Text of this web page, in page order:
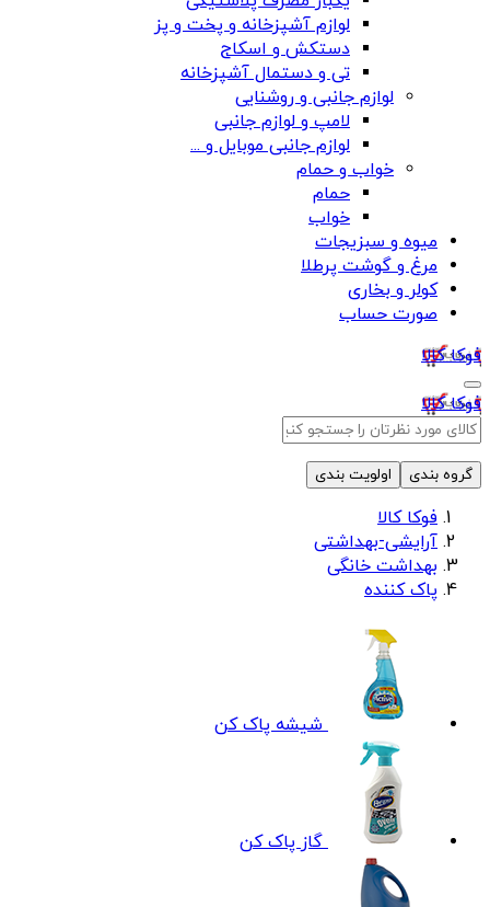
لوازم آشپزخانه و پخت و پز
دستکش و اسکاج
تی و دستمال آشپزخانه
لوازم جانبی و روشنایی
لامپ و لوازم جانبی
لوازم جانبی موبایل و ...
خواب و حمام
حمام
خواب
میوه و سبزیجات
مرغ و گوشت پرطلا
کولر و بخاری
صورت حساب
فوکا کالا
فوکا کالا
گروه بندی اولویت بندی
فوکا کالا
آرایشی-بهداشتی
بهداشت خانگی
پاک کننده
شیشه پاک کن
گاز پاک کن